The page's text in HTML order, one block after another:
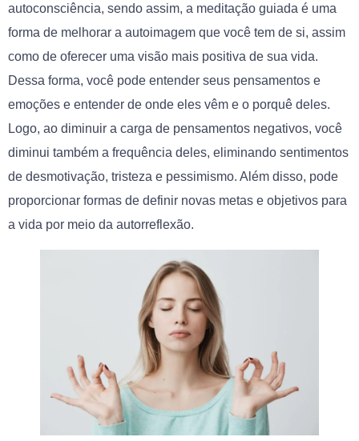
autoconsciência, sendo assim, a meditação guiada é uma
forma de melhorar a autoimagem que você tem de si, assim
como de oferecer uma visão mais positiva de sua vida.
Dessa forma, você pode entender seus pensamentos e
emoções e entender de onde eles vêm e o porquê deles.
Logo, ao diminuir a carga de pensamentos negativos, você
diminui também a frequência deles, eliminando sentimentos
de desmotivação, tristeza e pessimismo. Além disso, pode
proporcionar formas de definir novas metas e objetivos para
a vida por meio da autorreflexão.